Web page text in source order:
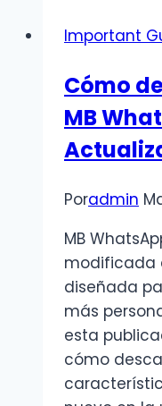
lo
Important
Cómo
MB
Poradmin
MB
modificada
diseñada
más
esta
cómo